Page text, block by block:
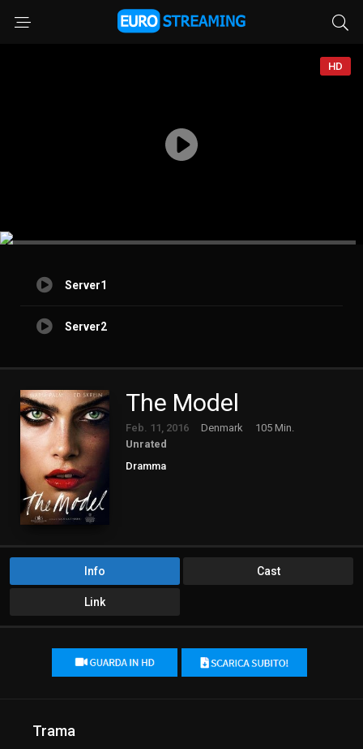
HD
Server1
Server2
The Model
Feb. 11, 2016 Denmark
105 Min.
Unrated
Dramma
Info Cast
Link
Trama